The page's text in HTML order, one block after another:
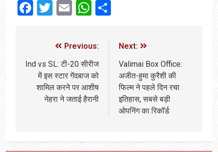
Facebook
Twitter
EmailWhatsApp
Previous:
Ind vs SL: टी-20 सीरीज
में इस स्टार गेंदबाज को
शामिल करने पर आशीष
नेहरा ने जताई हैरानी
Next:
Valimai Box Office:
अजीत-हुमा कुरैशी की
फिल्म ने पहले दिन रचा
इतिहास, सबसे बड़ी
ओपनिंग का रिकॉर्ड